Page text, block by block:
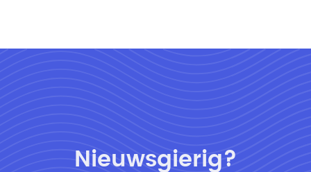
Nieuwsgierig?